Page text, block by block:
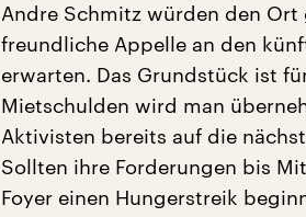
Andre Schmitz würden den
freundliche Appelle an den
erwarten. Das Grundstück ist
Mietschulden wird man
Aktivisten bereits auf die
Sollten ihre Forderungen bis
Foyer einen Hungerstreik